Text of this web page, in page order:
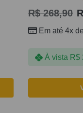
R$268,90
Em até 4x
À vista R$